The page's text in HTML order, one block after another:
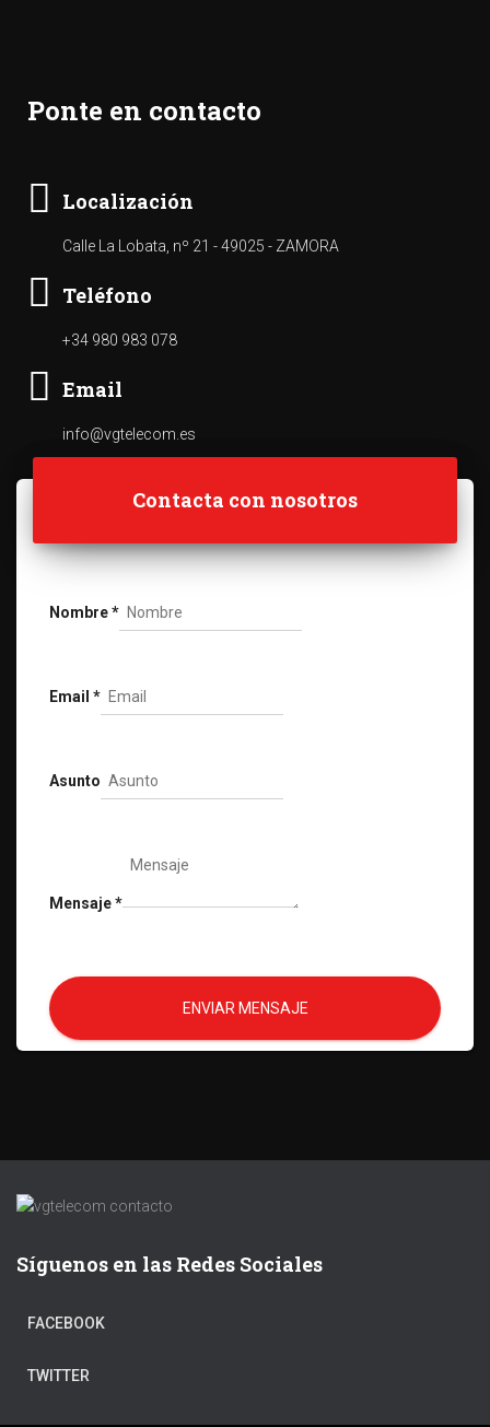
Ponte en contacto
Localización
Calle La Lobata, nº 21 - 49025 - ZAMORA
Teléfono
+34 980 983 078
Email
info@vgtelecom.es
Contacta con nosotros
Nombre*
Email *
Asunto
Mensaje*
ENVIAR MENSAJE
Síguenos en las Redes Sociales
FACEBOOK
TWITTER